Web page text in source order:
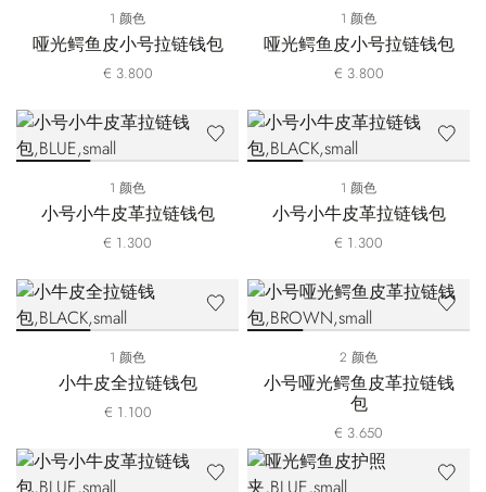
1 颜色
哑光鳄鱼皮小号拉链钱包
€ 3.800
1 颜色
哑光鳄鱼皮小号拉链钱包
€ 3.800
1 颜色
小号小牛皮革拉链钱包
€ 1.300
1 颜色
小号小牛皮革拉链钱包
€ 1.300
1 颜色
小牛皮全拉链钱包
€ 1.100
2 颜色
小号哑光鳄鱼皮革拉链钱
包
€ 3.650